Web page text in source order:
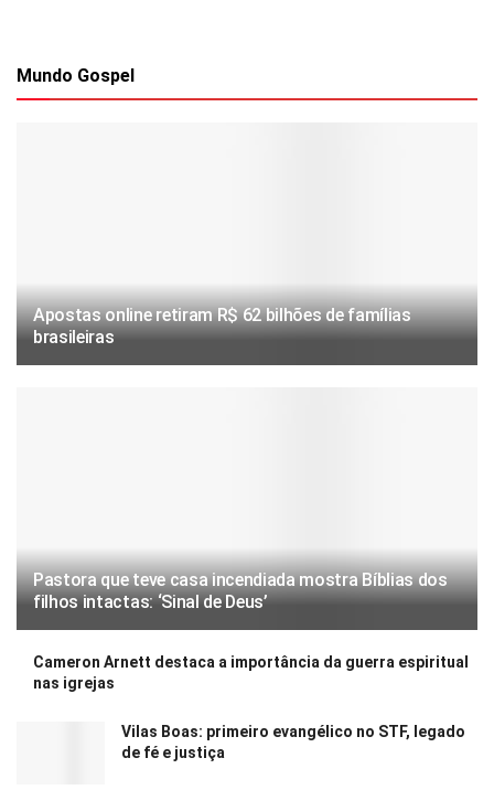
Mundo Gospel
Apostas online retiram R$ 62 bilhões de famílias
brasileiras
Pastora que teve casa incendiada mostra Bíblias dos
filhos intactas: ‘Sinal de Deus’
Cameron Arnett destaca a importância da guerra espiritual
nas igrejas
Vilas Boas: primeiro evangélico no STF, legado
de fé e justiça